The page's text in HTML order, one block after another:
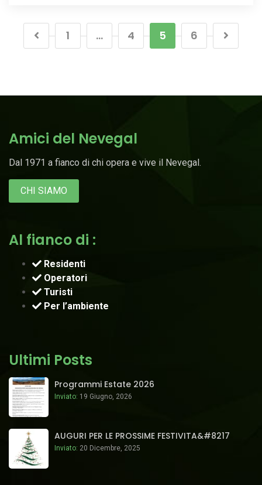
1 … 4 5 6
Amici del Nevegal
Dal 1971 a fianco di chi opera e vive il Nevegal.
CHI SIAMO
Al fianco di :
Residenti
Operatori
Turisti
Per l’ambiente
Ultimi Posts
Programmi Estate 2026
Inviato: 19 Giugno, 2026
AUGURI PER LE PROSSIME FESTIVITA&#8217
Inviato: 20 Dicembre, 2025